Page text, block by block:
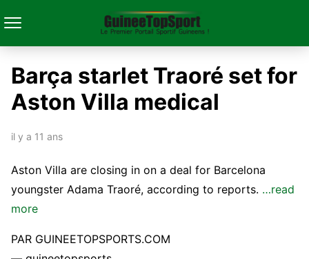
Barça starlet Traoré set for
Aston Villa medical
il y a 11 ans
Aston Villa are closing in on a deal for Barcelona
youngster Adama Traoré, according to reports. …read
more
PAR GUINEETOPSPORTS.COM